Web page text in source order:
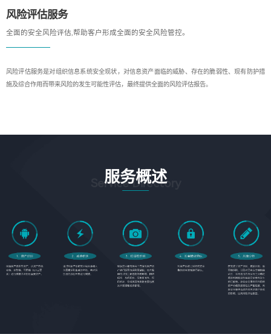
风险评估服务
全面的安全风险评估,帮助客户形成全面的安全风险管控。
风险评估服务是对组织信息系统安全现状，对信息资产面临的威胁、存在的脆弱性、现有防护措
施及综合作用而带来风险的发生可能性评估，最终提供全面的风险评估报告。
服务概述
Service Directory